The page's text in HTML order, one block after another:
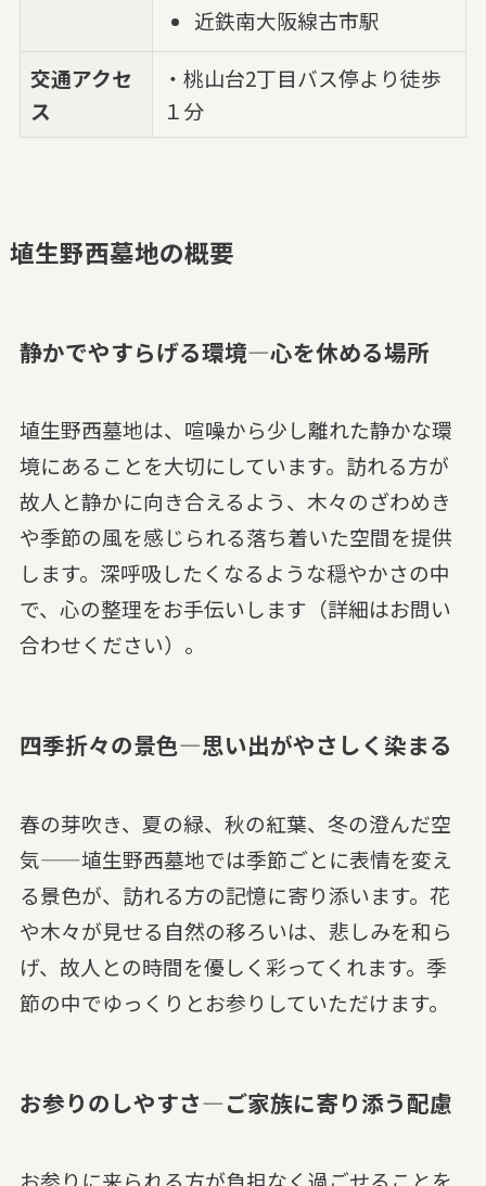
近鉄南大阪線古市駅
交通アクセ
ス
・桃山台2丁目バス停より徒歩
１分
埴生野西墓地の概要
静かでやすらげる環境—心を休める場所
埴生野西墓地は、喧噪から少し離れた静かな環
境にあることを大切にしています。訪れる方が
故人と静かに向き合えるよう、木々のざわめき
や季節の風を感じられる落ち着いた空間を提供
します。深呼吸したくなるような穏やかさの中
で、心の整理をお手伝いします（詳細はお問い
合わせください）。
四季折々の景色—思い出がやさしく染まる
春の芽吹き、夏の緑、秋の紅葉、冬の澄んだ空
気——埴生野西墓地では季節ごとに表情を変え
る景色が、訪れる方の記憶に寄り添います。花
や木々が見せる自然の移ろいは、悲しみを和ら
げ、故人との時間を優しく彩ってくれます。季
節の中でゆっくりとお参りしていただけます。
お参りのしやすさ—ご家族に寄り添う配慮